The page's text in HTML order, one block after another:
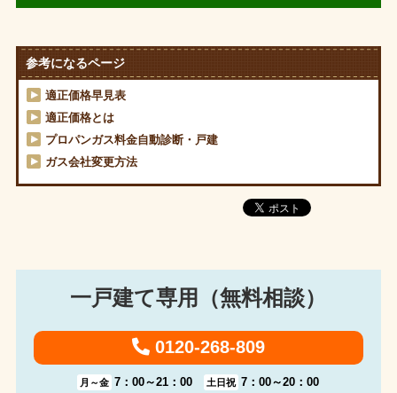
参考になるページ
適正価格早見表
適正価格とは
プロパンガス料金自動診断・戸建
ガス会社変更方法
一戸建て専用（無料相談）
0120-268-809
月～金 7：00～21：00 土日祝 7：00～20：00